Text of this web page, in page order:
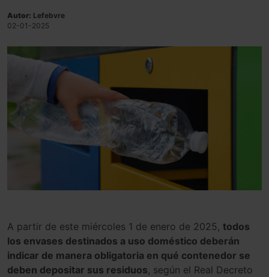
Autor: Lefebvre
02-01-2025
A partir de este miércoles 1 de enero de 2025, todos
los envases destinados a uso doméstico deberán
indicar de manera obligatoria en qué contenedor se
deben depositar sus residuos, según el Real Decreto